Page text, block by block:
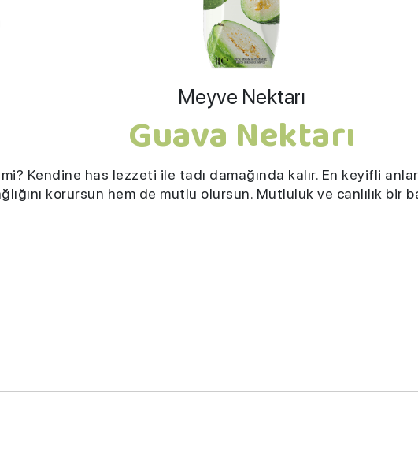
Meyve Nektarı
Guava Nektarı
Kendine has lezzeti ile tadı damağında kalır. En keyifli
korursun hem de mutlu olursun. Mutluluk ve canlılık bir